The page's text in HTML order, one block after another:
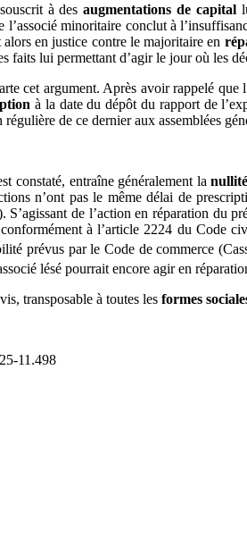
à desaugmentations de capital
l’associé minoritaire conclut à
en justice contre le majoritaire en
faits lui permettant d’agir le jour où les
cet argument. Après avoir rappelé
à la date du dépôt du rapport de
de ce dernier aux assemblées
constaté, entraîne généralement lanullité
n’ont pas le même délai de
de l’action en réparation du
à l’article 2224 du Code
prévus par le Code de commerce
lésé pourrait encore agir en
transposable à toutes les formes
11.498